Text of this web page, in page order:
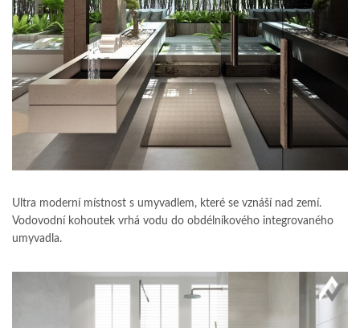
Ultra moderní místnost s umyvadlem, které se vznáší nad zemí.
Vodovodní kohoutek vrhá vodu do obdélníkového integrovaného
umyvadla.